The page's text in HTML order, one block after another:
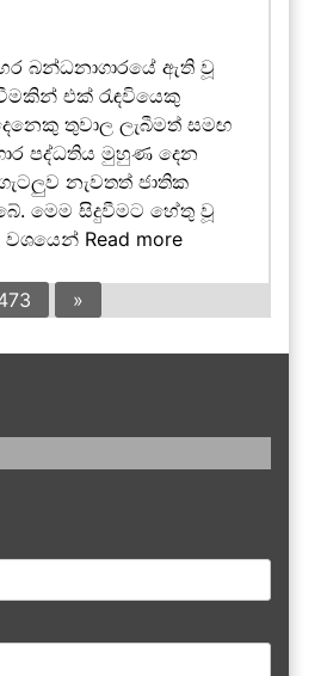
බන්ධනාගාරයේ ඇති වූ
එක් රැඳවියෙකු
තුවාල ලැබීමත් සමඟ
පද්ධතිය මුහුණ දෙන
නැවතත් ජාතික
මෙම සිදුවීමට හේතු වූ
Read more
»